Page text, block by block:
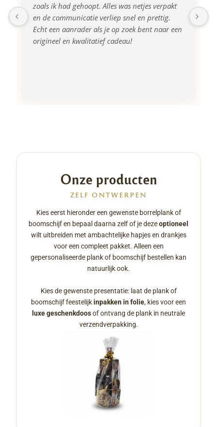
zoals ik had gehoopt. Alles was netjes verpakt
en de communicatie verliep snel en prettig.
Echt een aanrader als je op zoek bent naar een
origineel en kwalitatief cadeau!
Onze producten
ZELF ONTWERPEN
Kies eerst hieronder een gewenste borrelplank of
boomschijf en bepaal daarna zelf of je dezeoptioneel
wilt uitbreiden met ambachtelijke hapjes en drankjes
voor een compleet pakket. Alleen een
gepersonaliseerde plank of boomschijf bestellen kan
natuurlijk ook.
Kies de gewenste presentatie: laat de plank of
boomschijf feestelijkinpakken in folie, kies voor een
luxe geschenkdoosof ontvang de plank in neutrale
verzendverpakking.